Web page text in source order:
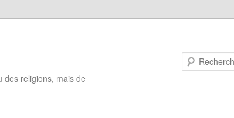
des religions, mais de